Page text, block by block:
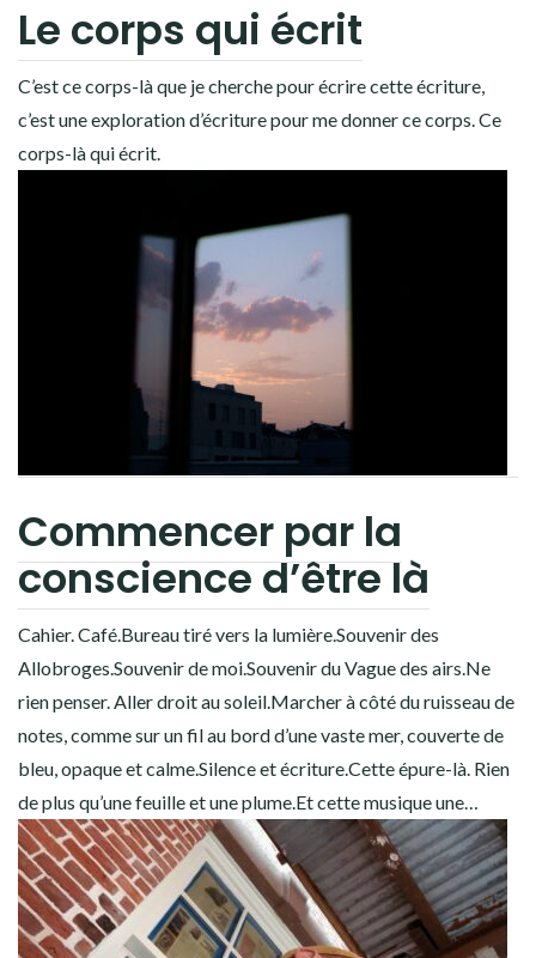
Le corps qui écrit
C’est ce corps-là que je cherche pour écrire cette écriture,
c’est une exploration d’écriture pour me donner ce corps. Ce
corps-là qui écrit.
Commencer par la
conscience d’être là
Cahier. Café.Bureau tiré vers la lumière.Souvenir des
Allobroges.Souvenir de moi.Souvenir du Vague des airs.Ne
rien penser. Aller droit au soleil.Marcher à côté du ruisseau de
notes, comme sur un fil au bord d’une vaste mer, couverte de
bleu, opaque et calme.Silence et écriture.Cette épure-là. Rien
de plus qu’une feuille et une plume.Et cette musique une…